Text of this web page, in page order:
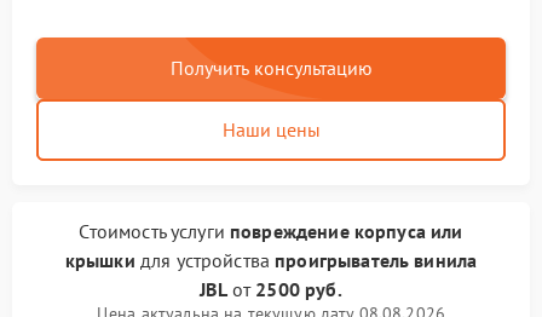
Получить консультацию
Наши цены
Стоимость услуги повреждение корпуса или
крышки для устройства проигрыватель винила
JBLот 2500 руб.